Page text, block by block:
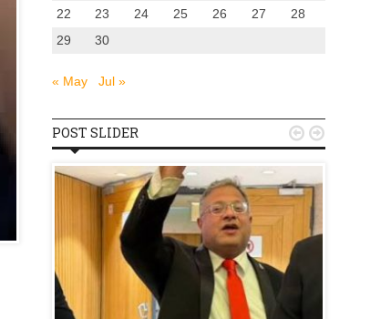
22
23 24 25 26 27
28
29
30
« May Jul »
POST SLIDER  